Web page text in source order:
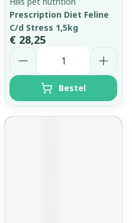
Prescription Diet Feline
C/d Stress 1,5kg
€ 28,25
Aantal
Bestel